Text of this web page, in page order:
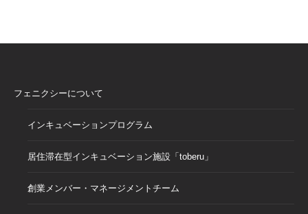
フェニクシーについて
インキュベーションプログラム
居住滞在型インキュベーション施設「toberu」
創業メンバー・マネージメントチーム